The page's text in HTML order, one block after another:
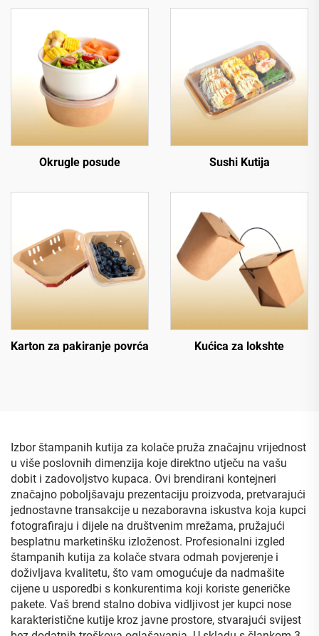
Okrugle posude Sushi Kutija
Karton za pakiranje povrća Kućica za lokshte
Izbor štampanih kutija za kolače pruža značajnu vrijednost
u više poslovnih dimenzija koje direktno utječu na vašu
dobit i zadovoljstvo kupaca. Ovi brendirani kontejneri
značajno poboljšavaju prezentaciju proizvoda, pretvarajući
jednostavne transakcije u nezaboravna iskustva koja kupci
fotografiraju i dijele na društvenim mrežama, pružajući
besplatnu marketinšku izloženost. Profesionalni izgled
štampanih kutija za kolače stvara odmah povjerenje i
doživljava kvalitetu, što vam omogućuje da nadmašite
cijene u usporedbi s konkurentima koji koriste generičke
pakete. Vaš brend stalno dobiva vidljivost jer kupci nose
karakteristične kutije kroz javne prostore, stvarajući svijest